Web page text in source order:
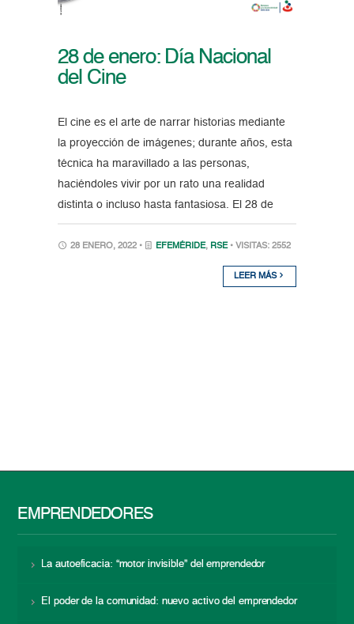
28 de enero: Día Nacional
del Cine
El cine es el arte de narrar historias mediante
la proyección de imágenes; durante años, esta
técnica ha maravillado a las personas,
haciéndoles vivir por un rato una realidad
distinta o incluso hasta fantasiosa. El 28 de
28 ENERO, 2022 • EFEMÉRIDE, RSE • VISITAS: 2552
LEER MÁS
EMPRENDEDORES
La autoeficacia: “motor invisible” del emprendedor
El poder de la comunidad: nuevo activo del emprendedor